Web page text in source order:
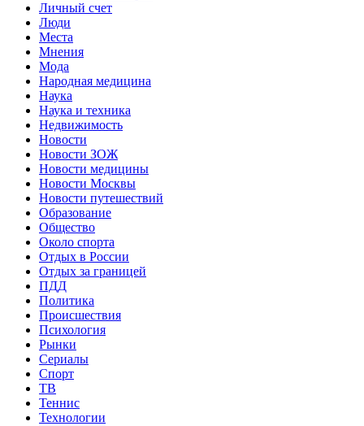
Личный счет
Люди
Места
Мнения
Мода
Народная медицина
Наука
Наука и техника
Недвижимость
Новости
Новости ЗОЖ
Новости медицины
Новости Москвы
Новости путешествий
Образование
Общество
Около спорта
Отдых в России
Отдых за границей
ПДД
Политика
Происшествия
Психология
Рынки
Сериалы
Спорт
ТВ
Теннис
Технологии